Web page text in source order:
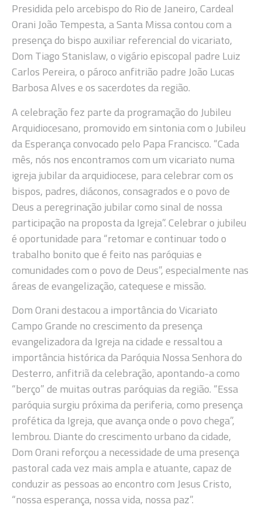
Presidida pelo arcebispo do Rio de Janeiro, Cardeal
Orani João Tempesta, a Santa Missa contou com a
presença do bispo auxiliar referencial do vicariato,
Dom Tiago Stanislaw, o vigário episcopal padre Luiz
Carlos Pereira, o pároco anfitrião padre João Lucas
Barbosa Alves e os sacerdotes da região.
A celebração fez parte da programação do Jubileu
Arquidiocesano, promovido em sintonia com o Jubileu
da Esperança convocado pelo Papa Francisco. “Cada
mês, nós nos encontramos com um vicariato numa
igreja jubilar da arquidiocese, para celebrar com os
bispos, padres, diáconos, consagrados e o povo de
Deus a peregrinação jubilar como sinal de nossa
participação na proposta da Igreja”. Celebrar o jubileu
é oportunidade para “retomar e continuar todo o
trabalho bonito que é feito nas paróquias e
comunidades com o povo de Deus”, especialmente nas
áreas de evangelização, catequese e missão.
Dom Orani destacou a importância do Vicariato
Campo Grande no crescimento da presença
evangelizadora da Igreja na cidade e ressaltou a
importância histórica da Paróquia Nossa Senhora do
Desterro, anfitriã da celebração, apontando-a como
“berço” de muitas outras paróquias da região. “Essa
paróquia surgiu próxima da periferia, como presença
profética da Igreja, que avança onde o povo chega”,
lembrou. Diante do crescimento urbano da cidade,
Dom Orani reforçou a necessidade de uma presença
pastoral cada vez mais ampla e atuante, capaz de
conduzir as pessoas ao encontro com Jesus Cristo,
“nossa esperança, nossa vida, nossa paz”.